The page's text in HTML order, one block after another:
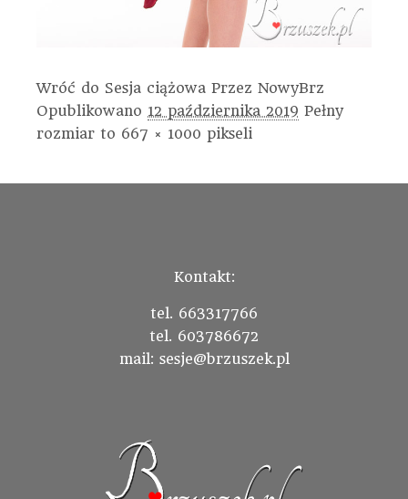
Wróć do Sesja ciążowa Przez NowyBrz
Opublikowano 12 października 2019 Pełny
rozmiar to 667 × 1000 pikseli
Kontakt:
tel. 663317766
tel. 603786672
mail: sesje@brzuszek.pl